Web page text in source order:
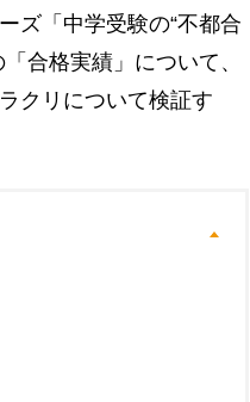
ズ「中学受験の“不都合
合格実績」について、
クリについて検証す